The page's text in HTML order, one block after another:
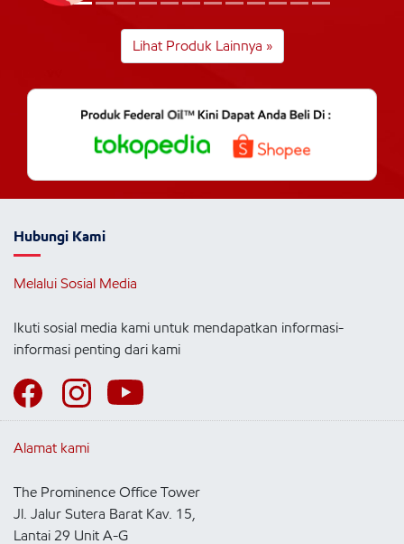
Lihat Produk Lainnya »
Hubungi Kami
Melalui Sosial Media
Ikuti sosial media kami untuk mendapatkan informasi-
informasi penting dari kami
Alamat kami
The Prominence Office Tower
Jl. Jalur Sutera Barat Kav. 15,
Lantai 29 Unit A-G